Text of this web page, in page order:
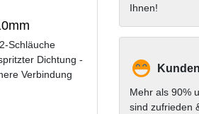
Schläuche
Dichtung -
Verbindung
Ihnen!
Mehr als 90%
sind zufrieden